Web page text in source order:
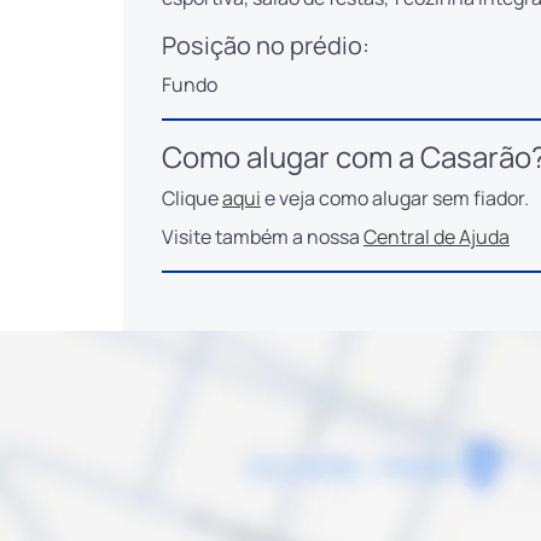
Posição no prédio:
Fundo
Como alugar com a
Cliqueaquie veja como alugar sem fiador.
Visite também a nossaCentral de Ajuda